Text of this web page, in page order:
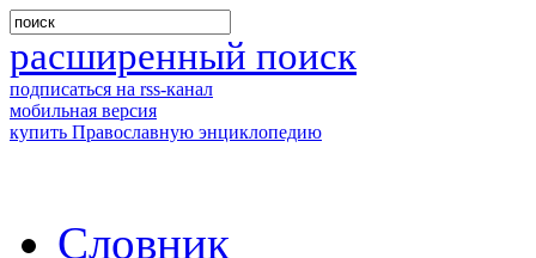
расширенный поиск
подписаться на rss-канал
мобильная версия
купить Православную энциклопедию
Словник